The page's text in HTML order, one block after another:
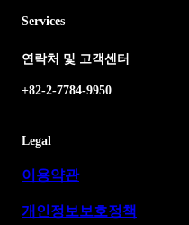
Services
연락처 및 고객센터
+82-2-7784-9950
Legal
이용약관
개인정보보호정책